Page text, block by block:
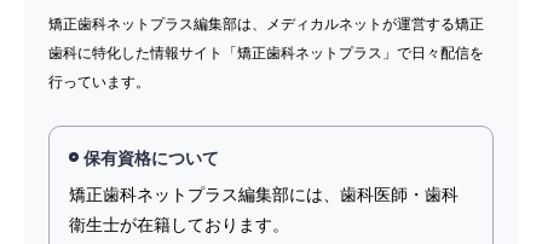
矯正歯科ネットプラス編集部は、メディカルネットが運営する矯正
歯科に特化した情報サイト「矯正歯科ネットプラス」で日々配信を
行っています。
保有資格について
矯正歯科ネットプラス編集部には、歯科医師・歯科
衛生士が在籍しております。